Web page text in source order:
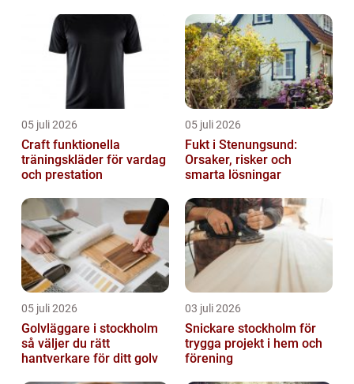
05 juli 2026
Craft funktionella
träningskläder för vardag
och prestation
05 juli 2026
Fukt i Stenungsund:
Orsaker, risker och
smarta lösningar
05 juli 2026
Golvläggare i stockholm
så väljer du rätt
hantverkare för ditt golv
03 juli 2026
Snickare stockholm för
trygga projekt i hem och
förening